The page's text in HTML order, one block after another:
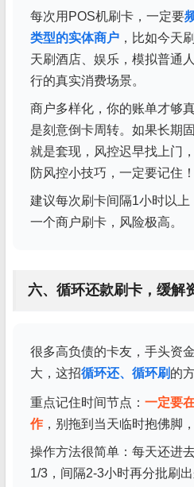
每次用POS机刷卡，一定要
类型的实体商户 ，比如今天
天刷酒店、娱乐，模拟普通
行的真实消费场景。
商户多样化，你的账单才够
是刻意倒卡周转。如果长期
就是套现，风控迟早找上门
防风控小技巧，一定要记住！
建议每次刷卡间隔1小时以上
一个商户刷卡，风险极高。
六、循环还款刷卡，缓解
很多高负债的卡友，手头资
大，这招循环还、循环刷 的
重点记住时间节点： 一定要
作，别拖到当天临时抱佛脚
操作方法很简单：每天还进
1/3，间隔2-3小时再分批刷